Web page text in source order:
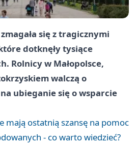
się z tragicznymi
dotknęły tysiące
Rolnicy w Małopolsce,
walczą o
ubieganie się o wsparcie
mają ostatnią szansę na pomoc
- co warto wiedzieć?